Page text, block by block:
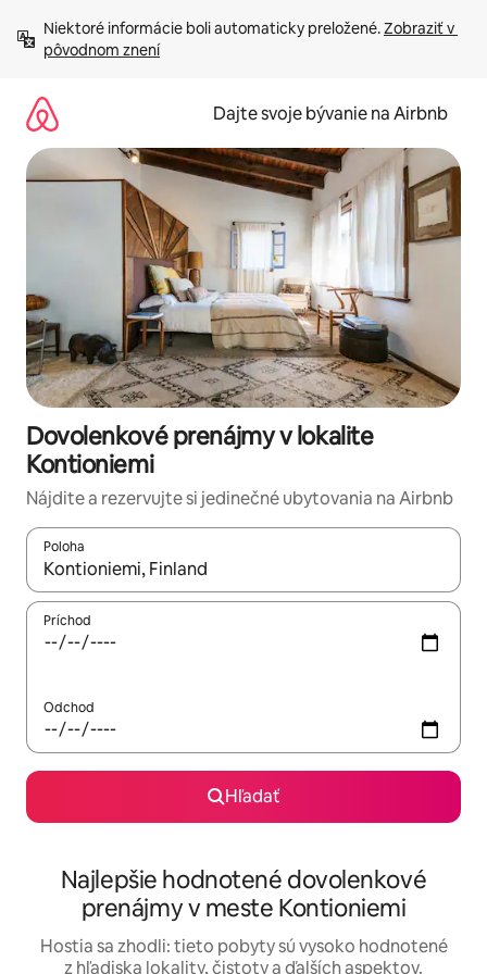
obsah.
Niektoré informácie boli automaticky preložené. Zobraziť v
pôvodnom znení
Dajte svoje bývanie na Airbnb
Dovolenkové prenájmy v lokalite
Kontioniemi
Nájdite a rezervujte si jedinečné ubytovania na Airbnb
Poloha
Keď budú výsledky k dispozícii, môžete si ich prechádzať
Príchod
Odchod
Hľadať
Najlepšie hodnotené dovolenkové
prenájmy v meste Kontioniemi
Hostia sa zhodli: tieto pobyty sú vysoko hodnotené
z hľadiska lokality, čistoty a ďalších aspektov.